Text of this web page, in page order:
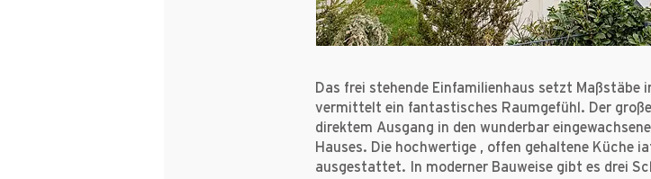
Das frei stehende Einfamilienhaus setzt Maßstäbe
vermittelt ein fantastisches Raumgefühl. Der
direktem Ausgang in den wunderbar
Hauses. Die hochwertige , offen gehaltene Küche
ausgestattet. In moderner Bauweise gibt es drei